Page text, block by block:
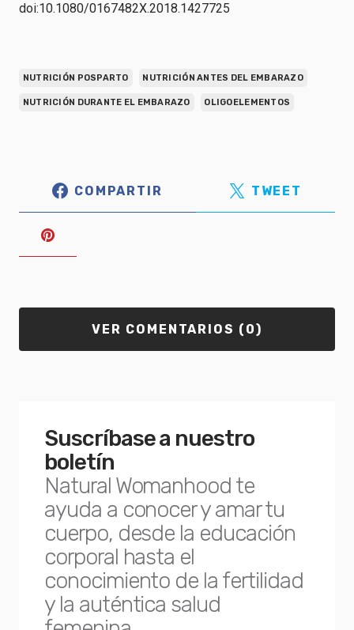
doi:10.1080/0167482X.2018.1427725
NUTRICIÓN POSPARTO NUTRICIÓN ANTES DEL EMBARAZO
NUTRICIÓN DURANTE EL EMBARAZO OLIGOELEMENTOS
COMPARTIR TWEET
VER COMENTARIOS (0)
Suscríbase a nuestro
boletín
Natural Womanhood te
ayuda a conocer y amar tu
cuerpo, desde la educación
corporal hasta el
conocimiento de la fertilidad
y la auténtica salud